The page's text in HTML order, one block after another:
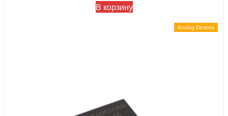
В корзину
Analog Devices